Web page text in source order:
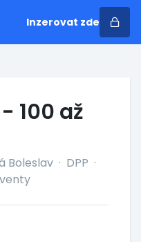
Inzerovat zde
100 až
Boleslav · DPP ·